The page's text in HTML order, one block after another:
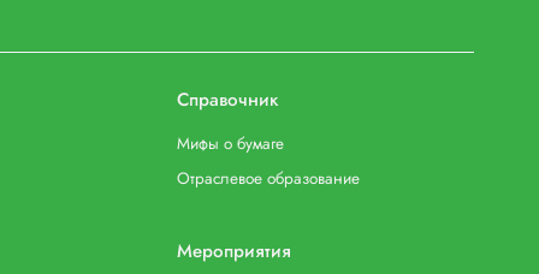
Справочник
Мифы о бумаге
Отраслевое образование
Мероприятия